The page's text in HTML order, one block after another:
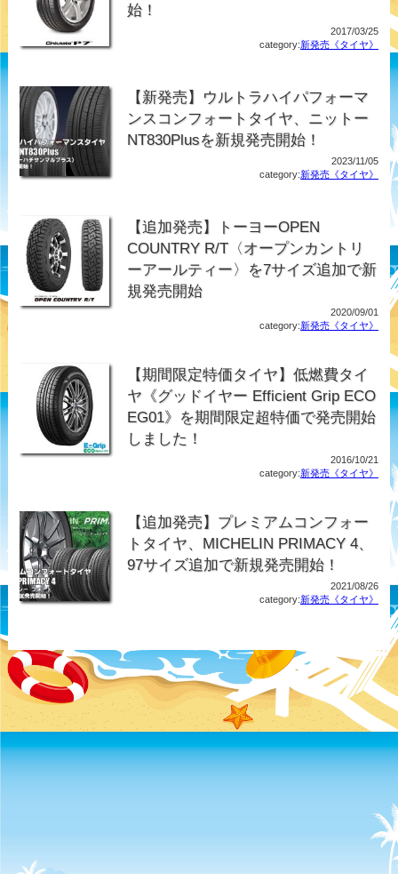
始！
2017/03/25
category:新発売《タイヤ》
【新発売】ウルトラハイパフォーマ
ンスコンフォートタイヤ、ニットー
NT830Plusを新規発売開始！
2023/11/05
category:新発売《タイヤ》
【追加発売】トーヨーOPEN
COUNTRY R/T〈オープンカントリ
ーアールティー〉を7サイズ追加で新
規発売開始
2020/09/01
category:新発売《タイヤ》
【期間限定特価タイヤ】低燃費タイ
ヤ《グッドイヤー Efficient Grip ECO
EG01》を期間限定超特価で発売開始
しました！
2016/10/21
category:新発売《タイヤ》
【追加発売】プレミアムコンフォー
トタイヤ、MICHELIN PRIMACY 4、
97サイズ追加で新規発売開始！
2021/08/26
category:新発売《タイヤ》